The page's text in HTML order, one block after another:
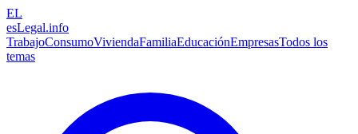
EL
esLegal.info
TrabajoConsumoViviendaFamiliaEducaciónEmpresasTodos los
temas